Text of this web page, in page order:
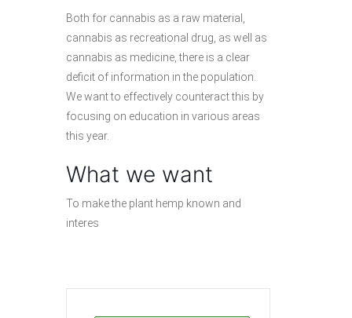
Both for cannabis as a raw material,
cannabis as recreational drug, as well as
cannabis as medicine, there is a clear
deficit of information in the population.
We want to effectively counteract this by
focusing on education in various areas
this year.
What we want
To make the plant hemp known and
interes